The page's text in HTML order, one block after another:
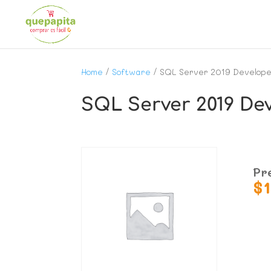
Home / Software / SQL Server 2019
SQL Server 2019
$